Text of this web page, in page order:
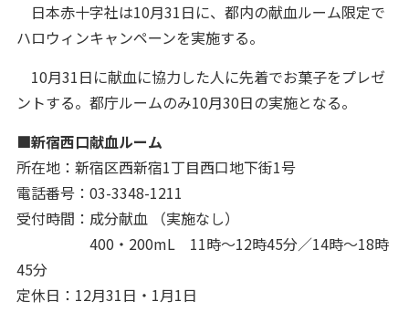
日本赤十字社は10月31日に、都内の献血ルーム限定で
ハロウィンキャンペーンを実施する。
10月31日に献血に協力した人に先着でお菓子をプレゼ
ントする。都庁ルームのみ10月30日の実施となる。
■新宿西口献血ルーム
所在地：新宿区西新宿1丁目西口地下街1号
電話番号：03-3348-1211
受付時間：成分献血 （実施なし）
400・200mL 11時～12時45分／14時～18時
45分
定休日：12月31日・1月1日